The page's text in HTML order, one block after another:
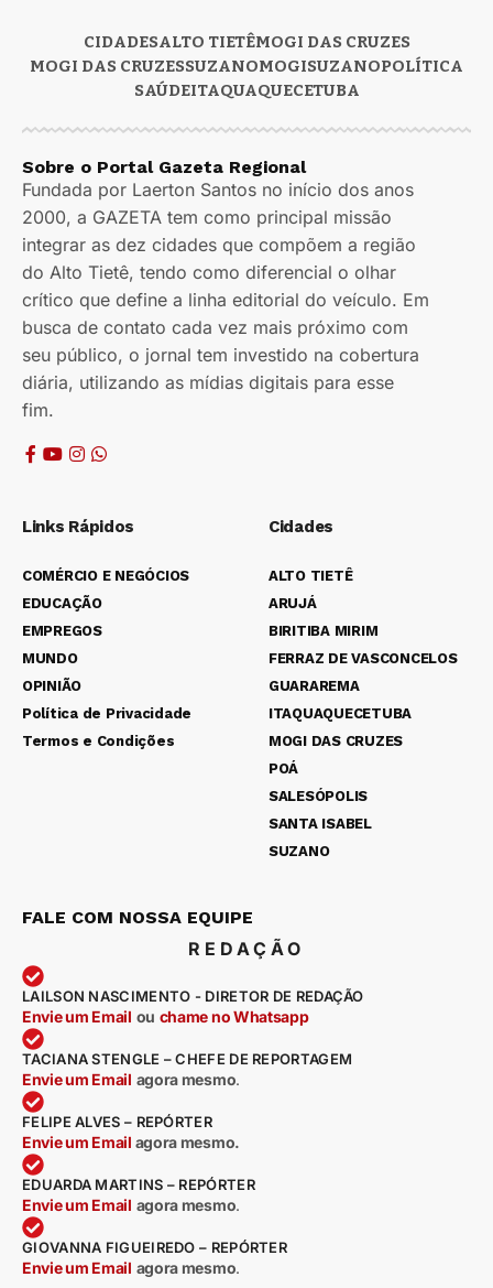
CIDADESALTO TIETÊMOGI DAS CRUZES
MOGI DAS CRUZESSUZANOMOGISUZANOPOLÍTICA
SAÚDEITAQUAQUECETUBA
Sobre o Portal Gazeta Regional
Fundada por Laerton Santos no início dos anos
2000, a GAZETA tem como principal missão
integrar as dez cidades que compõem a região
do Alto Tietê, tendo como diferencial o olhar
crítico que define a linha editorial do veículo. Em
busca de contato cada vez mais próximo com
seu público, o jornal tem investido na cobertura
diária, utilizando as mídias digitais para esse
fim.
Links Rápidos
COMÉRCIO E NEGÓCIOS
EDUCAÇÃO
EMPREGOS
MUNDO
OPINIÃO
Política de Privacidade
Termos e Condições
Cidades
ALTO TIETÊ
ARUJÁ
BIRITIBA MIRIM
FERRAZ DE VASCONCELOS
GUARAREMA
ITAQUAQUECETUBA
MOGI DAS CRUZES
POÁ
SALESÓPOLIS
SANTA ISABEL
SUZANO
FALE COM NOSSA EQUIPE
REDAÇÃO
LAILSON NASCIMENTO - DIRETOR DE REDAÇÃO
Envie um Email ou chame no Whatsapp
TACIANA STENGLE – CHEFE DE REPORTAGEM
Envie um Email agora mesmo.
FELIPE ALVES – REPÓRTER
Envie um Email agora mesmo.
EDUARDA MARTINS – REPÓRTER
Envie um Email agora mesmo.
GIOVANNA FIGUEIREDO – REPÓRTER
Envie um Email agora mesmo.